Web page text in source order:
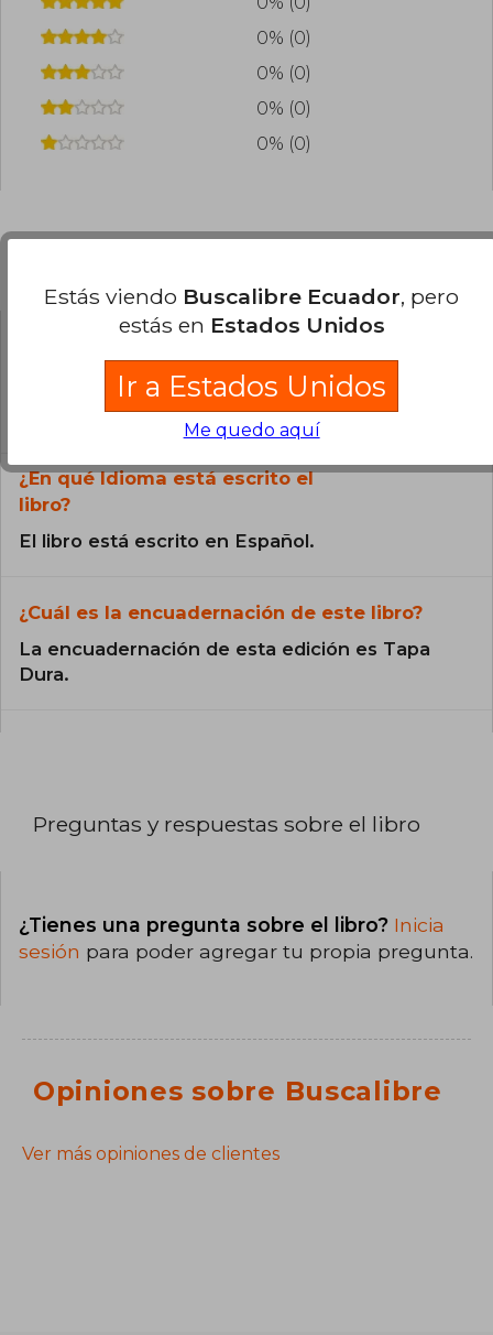
0% (0)
0% (0)
0% (0)
0% (0)
¿El libro es original?
Todos los libros de nuestro
catálogo son Originales.
¿En qué Idioma está escrito el
libro?
El libro está escrito en Español.
¿Cuál es la encuadernación de este libro?
La encuadernación de esta edición es Tapa
Dura.
Preguntas y respuestas sobre el libro
¿Tienes una pregunta sobre el libro? Inicia
sesión para poder agregar tu propia pregunta.
Opiniones sobre Buscalibre
Ver más opiniones de clientes
Estás viendo Buscalibre Ecuador, pero
estás en Estados Unidos
Ir a Estados Unidos
Me quedo aquí